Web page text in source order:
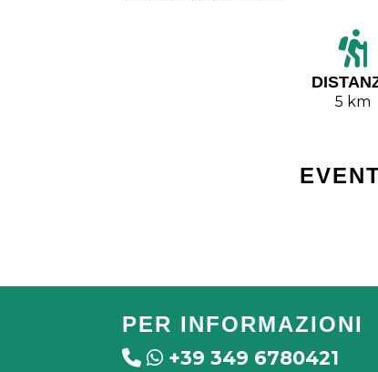
5 km
PER INFORMAZIONI
+39 349 6780421